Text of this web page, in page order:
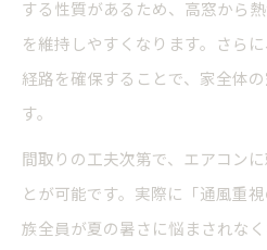
する性質があるため、高窓から
を維持しやすくなります。さら
経路を確保することで、家全体
す。
間取りの工夫次第で、エアコン
とが可能です。実際に「通風重
族全員が夏の暑さに悩まされな